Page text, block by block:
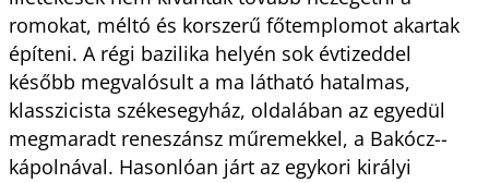
romokat, méltó és korszerű főtemplomot akartak
építeni. A régi bazilika helyén sok évtizeddel
később megvalósult a ma látható hatalmas,
klasszicista székesegyház, oldalában az egyedül
megmaradt reneszánsz műremekkel, a Bakócz-­
kápolnával. Hasonlóan járt az egykori királyi